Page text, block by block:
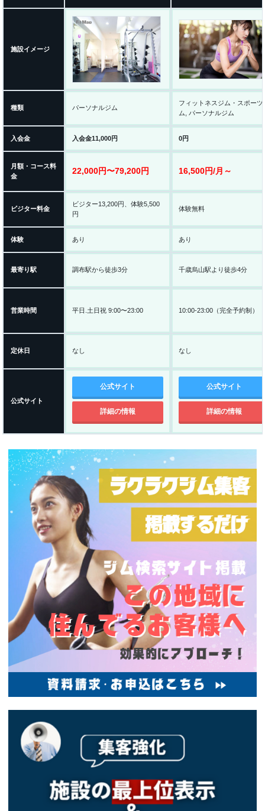
施設イメージ
種類 パーソナルジム
フィットネスジム・スポーツ
ム, パーソナルジム
入会金 入会金11,000円 0円
月額・コース料
金
22,000円〜79,200円 16,500円/月～
ビジター料金
ビジター13,200円、体験5,500
円
体験無料
体験 あり あり
最寄り駅 調布駅から徒歩3分 千歳烏山駅より徒歩4分
営業時間 平日.土日祝 9:00〜23:00 10:00-23:00（完全予約制）
定休日 なし なし
公式サイト
公式サイト
詳細の情報
公式サイト
詳細の情報